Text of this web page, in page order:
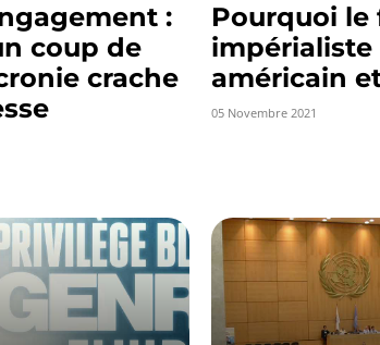
:
coup de
crache
Pourquoi le
impérialiste
américain
05 Novembre 2021